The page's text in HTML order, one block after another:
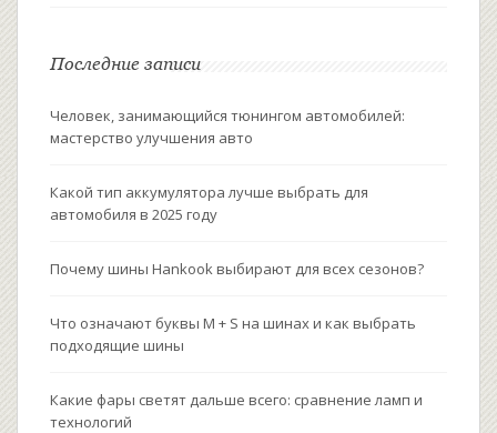
Последние записи
Человек, занимающийся тюнингом автомобилей:
мастерство улучшения авто
Какой тип аккумулятора лучше выбрать для
автомобиля в 2025 году
Почему шины Hankook выбирают для всех сезонов?
Что означают буквы M + S на шинах и как выбрать
подходящие шины
Какие фары светят дальше всего: сравнение ламп и
технологий